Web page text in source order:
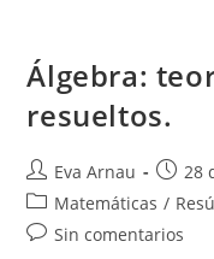
Álgebra:
resueltos.
Autor
de
la
entrada:
Eva Arnau
de
entrada:
28
Categoría
de
Matemáticas /
Comentarios
Sin comentarios